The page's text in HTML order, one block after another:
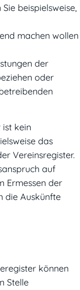
beispielsweise,
machen wollen
der
oder
ist kein
das
Vereinsregister.
auf
Ermessen der
die Auskünfte
können
Stelle